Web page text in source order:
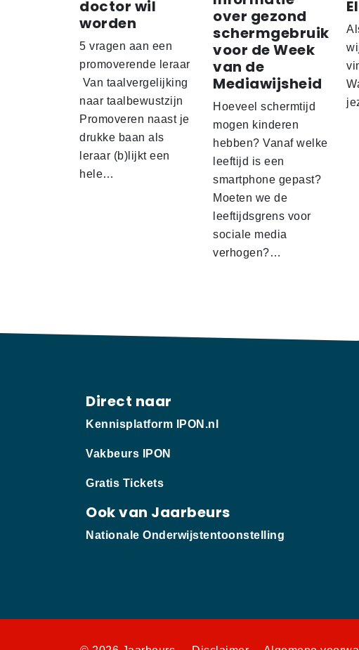
doctor wil
worden
5 vragen aan een
promoverende leraar
Van taalvergelijking
naar taalbewustzijn
Promoveren naast je
drukke baan als
leraar (b)lijkt een
hele…
over gezond
schermgebruik
voor de Week
van de
Mediawijsheid
Hoeveel schermtijd
mogen kinderen
hebben? Vanaf welke
leeftijd is een
smartphone gepast?
Moeten we de
leeftijdsgrens voor
sociale media
verhogen?…
Direct naar
Kennisplatform IPON.nl
Vakbeurs IPON
Gratis Tickets
Ook van Jaarbeurs
Nationale Onderwijstentoonstelling